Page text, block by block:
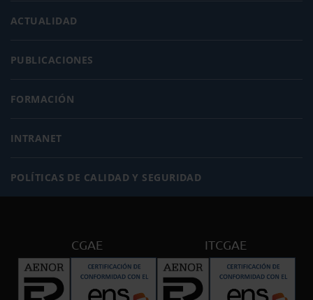
ACTUALIDAD
PUBLICACIONES
FORMACIÓN
INTRANET
POLÍTICAS DE CALIDAD Y SEGURIDAD
CGAE ITCGAE